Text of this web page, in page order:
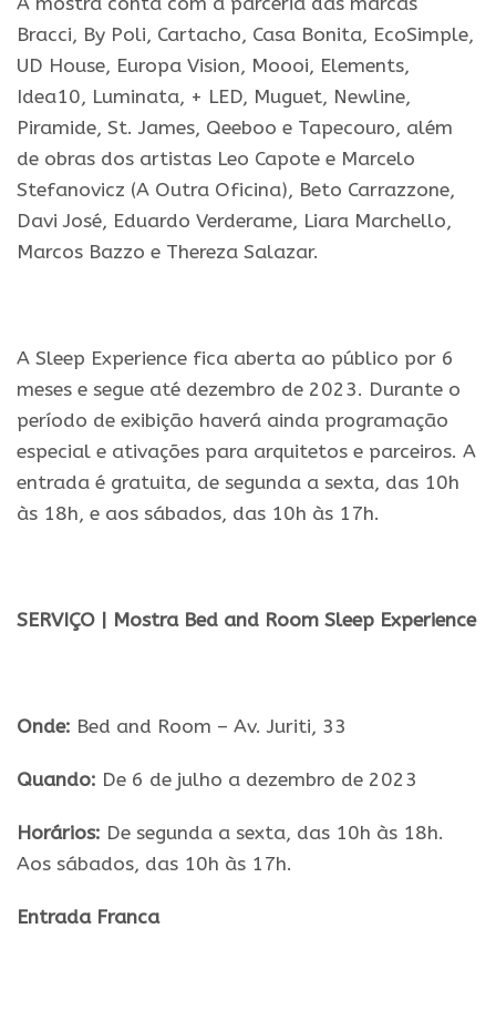
Bracci, By Poli, Cartacho, Casa Bonita, EcoSimple,
UD House, Europa Vision, Moooi, Elements,
Idea10, Luminata, + LED, Muguet, Newline,
Piramide, St. James, Qeeboo e Tapecouro, além
de obras dos artistas Leo Capote e Marcelo
Stefanovicz (A Outra Oficina), Beto Carrazzone,
Davi José, Eduardo Verderame, Liara Marchello,
Marcos Bazzo e Thereza Salazar.
A Sleep Experience fica aberta ao público por 6
meses e segue até dezembro de 2023. Durante o
período de exibição haverá ainda programação
especial e ativações para arquitetos e parceiros. A
entrada é gratuita, de segunda a sexta, das 10h
às 18h, e aos sábados, das 10h às 17h.
SERVIÇO | Mostra Bed and Room Sleep Experience
Onde: Bed and Room – Av. Juriti, 33
Quando: De 6 de julho a dezembro de 2023
Horários: De segunda a sexta, das 10h às 18h.
Aos sábados, das 10h às 17h.
Entrada Franca